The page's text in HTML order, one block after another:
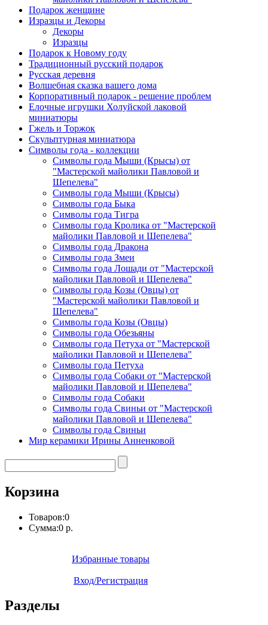
Подарок женщине
Изразцы и Декоры
Декоры
Изразцы
Подарок к Новому году
Традиционный русский подарок
Русская деревня
Волшебная сказка вашего дома
Корпоративный подарок - решение проблем
Елочные игрушки Холуйской лаковой
миниатюры
Гжель и Торжок
Скульптурная миниатюра
Символы года - коллекции
Символы года Мыши (Крысы) от
"Мастерской майолики Павловой и
Шепелева"
Символы года Мыши (Крысы)
Символы года Быка
Символы года Тигра
Символы года Кролика от "Мастерской
майолики Павловой и Шепелева"
Символы года Дракона
Символы года Змеи
Символы года Лошади от "Мастерской
майолики Павловой и Шепелева"
Символы года Козы (Овцы) от
"Мастерской майолики Павловой и
Шепелева"
Символы года Козы (Овцы)
Символы года Обезьяны
Символы года Петуха от "Мастерской
майолики Павловой и Шепелева"
Символы года Петуха
Символы года Собаки от "Мастерской
майолики Павловой и Шепелева"
Символы года Собаки
Символы года Свиньи от "Мастерской
майолики Павловой и Шепелева"
Символы года Свиньи
Мир керамики Ирины Анненковой
Корзина
Товаров:0
Сумма:0 р.
Избранные товары
Вход/Регистрация
Разделы